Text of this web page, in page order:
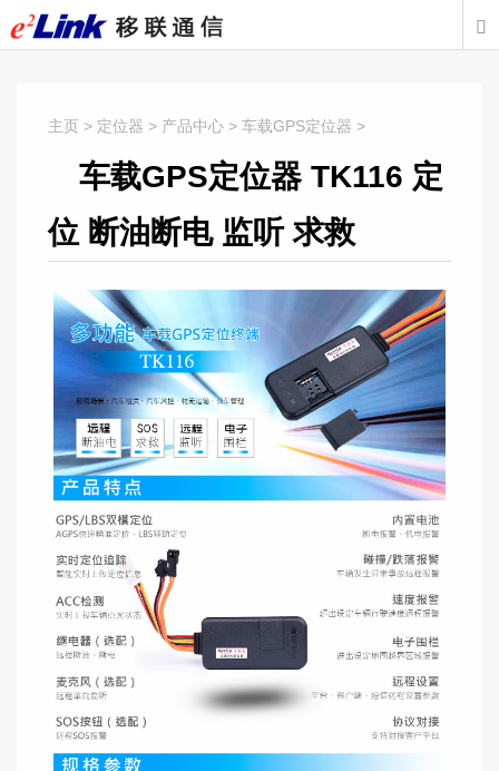

主页 > 定位器 > 产品中心 > 车载GPS定位器 >
车载GPS定位器 TK116 定
位 断油断电 监听 求救